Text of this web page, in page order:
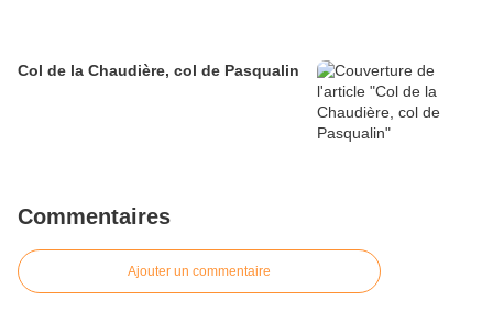
Col de la Chaudière, col de Pasqualin
Commentaires
Ajouter un commentaire